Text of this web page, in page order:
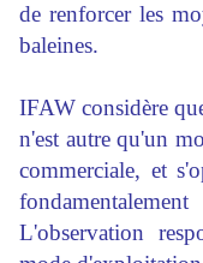
de renforcer les
baleines.
IFAW considère
n'est autre qu'un
commerciale, et
L'observation